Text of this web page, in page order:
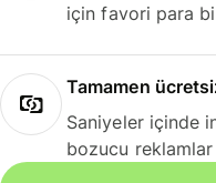
için favori para
Tamamen
Saniyeler içinde
bozucu